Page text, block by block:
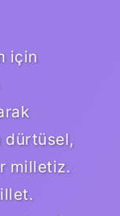
için
dürtüsel,
milletiz.